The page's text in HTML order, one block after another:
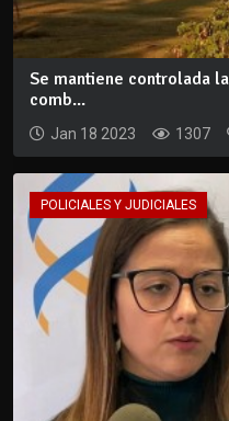
Se mantiene controlada
comb...
Jan 18 2023 1307
POLICIALES Y JUDICIALES